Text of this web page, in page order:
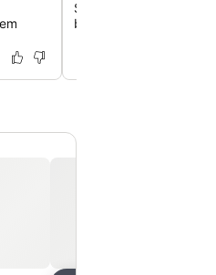
Saboreie bebidas
bar e bar, perfeito